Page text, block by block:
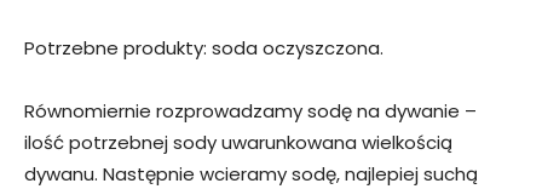
Potrzebne produkty: soda oczyszczona.
Równomiernie rozprowadzamy sodę na dywanie –
ilość potrzebnej sody uwarunkowana wielkością
dywanu. Następnie wcieramy sodę, najlepiej suchą